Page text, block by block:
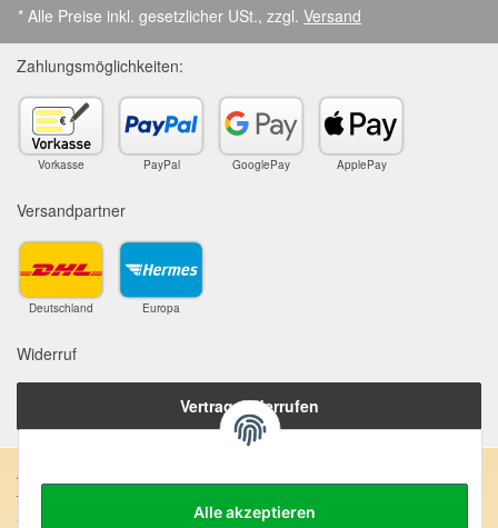
Alle akzeptieren
* Alle Preise inkl. gesetzlicher USt., zzgl. Versand
Zahlungsmöglichkeiten:
Vorkasse PayPal GooglePay ApplePay
Versandpartner
Deutschland Europa
Widerruf
Vertrag widerrufen
Anschrift:
SteinZeitOase